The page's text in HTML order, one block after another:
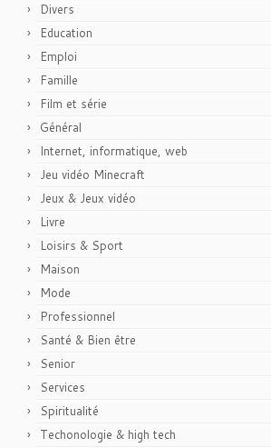
Divers
Education
Emploi
Famille
Film et série
Général
Internet, informatique, web
Jeu vidéo Minecraft
Jeux & Jeux vidéo
Livre
Loisirs & Sport
Maison
Mode
Professionnel
Santé & Bien être
Senior
Services
Spiritualité
Techonologie & high tech